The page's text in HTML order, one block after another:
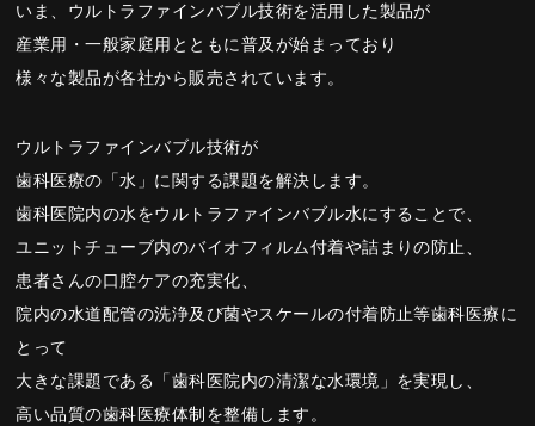
いま、ウルトラファインバブル技術を活用した製品が
産業用・一般家庭用とともに普及が始まっており
様々な製品が各社から販売されています。
ウルトラファインバブル技術が
歯科医療の「水」に関する課題を解決します。
歯科医院内の水をウルトラファインバブル水にすることで、
ユニットチューブ内のバイオフィルム付着や詰まりの防止、
患者さんの口腔ケアの充実化、
院内の水道配管の洗浄及び菌やスケールの付着防止等歯科医療に
とって
大きな課題である「歯科医院内の清潔な水環境」を実現し、
高い品質の歯科医療体制を整備します。